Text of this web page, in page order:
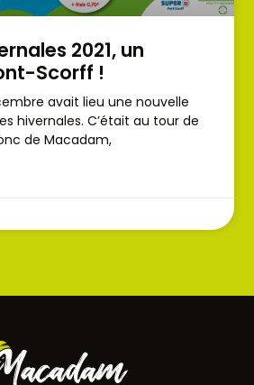
2021, un
Scorff !
avait lieu une nouvelle
hivernales. C’était au tour de
de Macadam,